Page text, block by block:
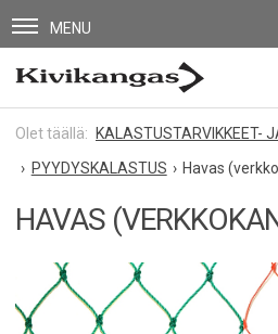
MENU
KALASTUSTARVIKKEET-
PYYDYSKALASTUS
Havas
HAVAS